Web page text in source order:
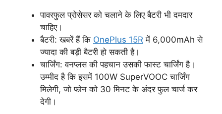
पावरफुल प्रोसेसर को चलाने के लिए बैटरी भी दमदार
चाहिए।
बैटरी: खबरें हैं कि OnePlus 15R में 6,000mAh से
ज्यादा की बड़ी बैटरी हो सकती है।
चार्जिंग: वनप्लस की पहचान उसकी फास्ट चार्जिंग है।
उम्मीद है कि इसमें 100W SuperVOOC चार्जिंग
मिलेगी, जो फोन को 30 मिनट के अंदर फुल चार्ज कर
देगी।